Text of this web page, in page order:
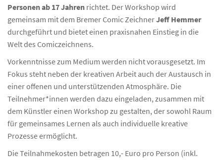
Personen ab 17 Jahren richtet. Der Workshop wird
gemeinsam mit dem Bremer Comic ZeichnerJeff Hemmer
durchgeführt und bietet einen praxisnahen Einstieg in die
Welt des Comiczeichnens.
Vorkenntnisse zum Medium werden nicht vorausgesetzt. Im
Fokus steht neben der kreativen Arbeit auch der Austausch in
einer offenen und unterstützenden Atmosphäre. Die
Teilnehmer*innen werden dazu eingeladen, zusammen mit
dem Künstler einen Workshop zu gestalten, der sowohl Raum
für gemeinsames Lernen als auch individuelle kreative
Prozesse ermöglicht.
Die Teilnahmekosten betragen 10,- Euro pro Person (inkl.